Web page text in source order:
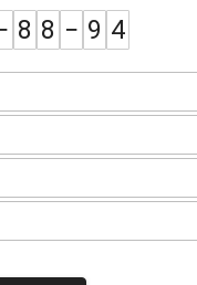
8 8 − 9 4